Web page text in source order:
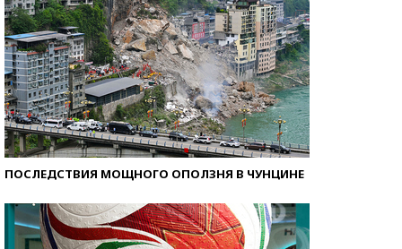
ПОСЛЕДСТВИЯ МОЩНОГО ОПОЛЗНЯ В ЧУНЦИНЕ